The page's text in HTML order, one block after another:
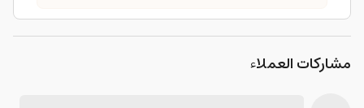
مشاركات العملاء